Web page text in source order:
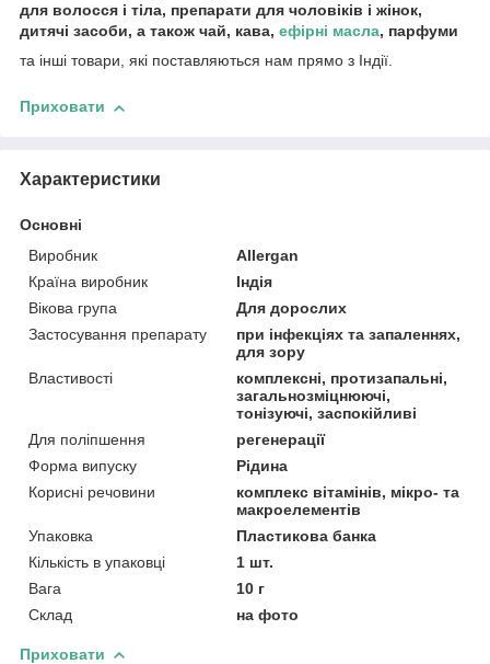
для волосся і тіла, препарати для чоловіків і жінок,
дитячі засоби, а також чай, кава, ефірні масла, парфуми
та інші товари, які поставляються нам прямо з Індії.
Приховати
Характеристики
Основні
Виробник
Allergan
Країна виробник
Індія
Вікова група
Для дорослих
Застосування препарату
при інфекціях та запаленнях,
для зору
Властивості
комплексні, протизапальні,
загальнозміцнюючі,
тонізуючі, заспокійливі
Для поліпшення
регенерації
Форма випуску
Рідина
Корисні речовини
комплекс вітамінів, мікро- та
макроелементів
Упаковка
Пластикова банка
Кількість в упаковці
1 шт.
Вага
10 г
Склад
на фото
Приховати